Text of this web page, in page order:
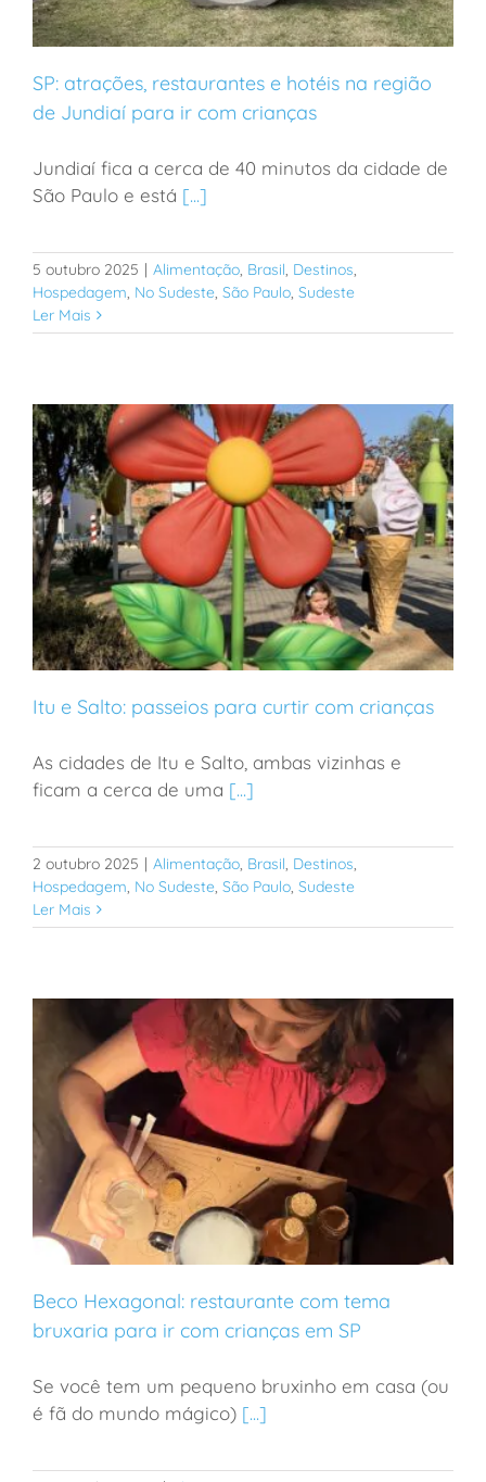
SP: atrações, restaurantes e hotéis na região de
Jundiaí para ir com crianças
SP: atrações, restaurantes e hotéis na região
de Jundiaí para ir com crianças
Jundiaí fica a cerca de 40 minutos da cidade de
São Paulo e está [...]
5 outubro 2025 | Alimentação, Brasil, Destinos,
Hospedagem, No Sudeste, São Paulo, Sudeste
Ler Mais
Itu e Salto: passeios para curtir com crianças
Itu e Salto: passeios para curtir com crianças
As cidades de Itu e Salto, ambas vizinhas e
ficam a cerca de uma [...]
2 outubro 2025 | Alimentação, Brasil, Destinos,
Hospedagem, No Sudeste, São Paulo, Sudeste
Ler Mais
Beco Hexagonal: restaurante com tema bruxaria para
ir com crianças em SP
Beco Hexagonal: restaurante com tema
bruxaria para ir com crianças em SP
Se você tem um pequeno bruxinho em casa (ou
é fã do mundo mágico) [...]